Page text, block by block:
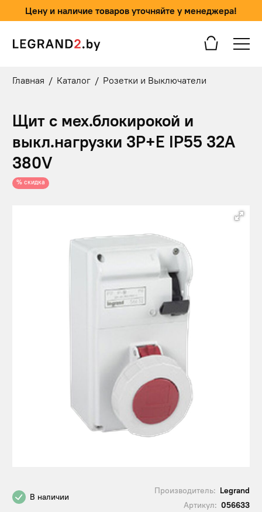
Цену и наличие товаров уточняйте у менеджера!
Главная / Каталог / Розетки и Выключатели
Щит с мех.блокирокой и
выкл.нагрузки 3P+E IP55 32А
380V
% скидка
В наличии
Производитель: Legrand
Артикул: 056633